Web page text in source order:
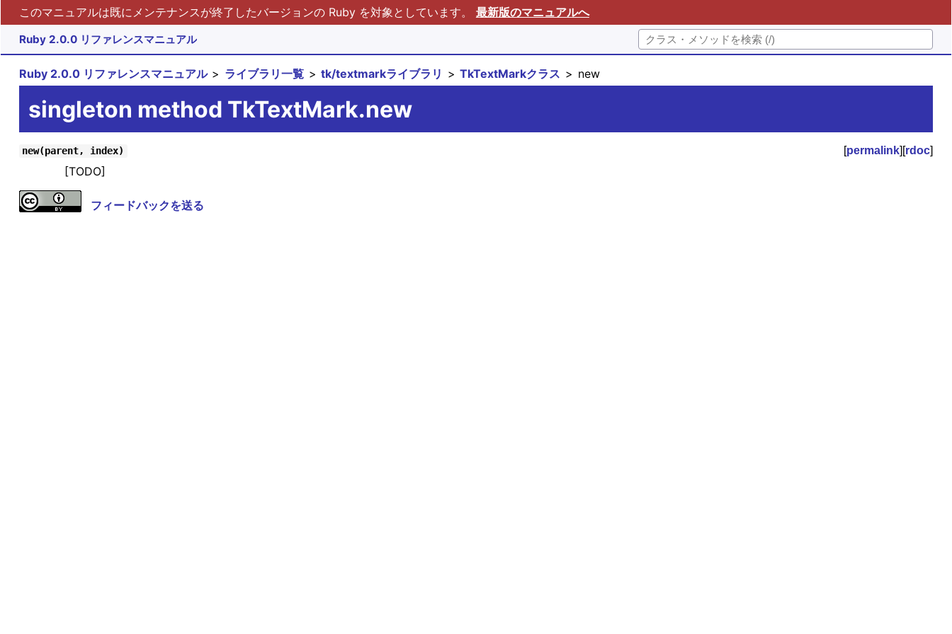
このマニュアルは既にメンテナンスが終了したバージョンの Ruby を対象としています。 最新版のマニュアルへ
Ruby 2.0.0 リファレンスマニュアル
Ruby 2.0.0 リファレンスマニュアル ライブラリ一覧 tk/textmarkライブラリ TkTextMarkクラス new
singleton method TkTextMark.new
new(parent, index) [permalink][rdoc]
[TODO]
フィードバックを送る